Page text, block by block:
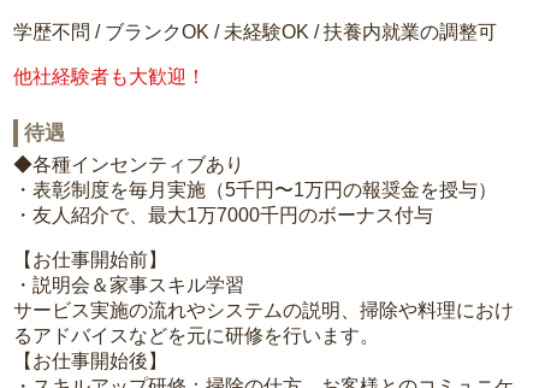
学歴不問 / ブランクOK / 未経験OK / 扶養内就業の調整可
他社経験者も大歓迎！
待遇
◆各種インセンティブあり
・表彰制度を毎月実施（5千円〜1万円の報奨金を授与）
・友人紹介で、最大1万7000千円のボーナス付与
【お仕事開始前】
・説明会＆家事スキル学習
サービス実施の流れやシステムの説明、掃除や料理におけ
るアドバイスなどを元に研修を行います。
【お仕事開始後】